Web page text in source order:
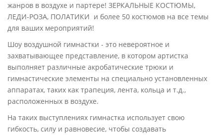
жанров в воздухе и партере! ЗЕРКАЛЬНЫЕ КОСТЮМЫ,
ЛЕДИ-РОЗА, ПОЛАТИКИ и более 50 костюмов на все темы
для ваших мероприятий!
Шоу воздушной гимнастки - это невероятное и
захватывающее представление, в котором артистка
выполняет различные акробатические трюки и
гимнастические элементы на специально установленных
аппаратах, таких как трапеция, лента, кольца и т.д.,
расположенных в воздухе.
На таких выступлениях гимнастка использует свою
гибкость, силу и равновесие, чтобы создавать